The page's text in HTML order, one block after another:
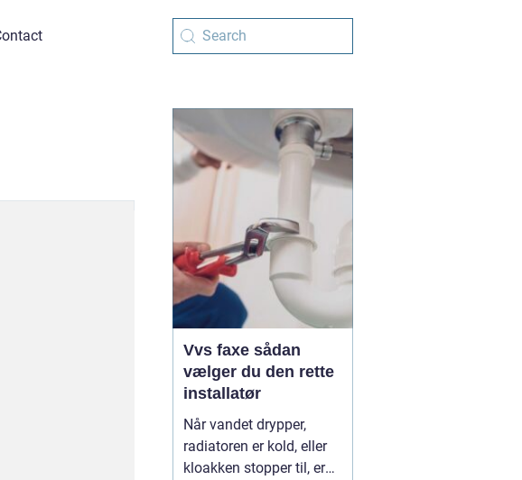
Vvs faxe sådan
vælger du den rette
installatør
Når vandet drypper,
radiatoren er kold, eller
kloakken stopper til, er